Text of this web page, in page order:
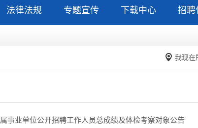
法律法规 专题宣传 下载中心 招聘
我现在
事业单位公开招聘工作人员总成绩及体检考察对象公告